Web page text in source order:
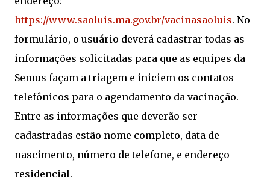
https://www.saoluis.ma.gov.br/vacinasaoluis. No
formulário, o usuário deverá cadastrar todas as
informações solicitadas para que as equipes da
Semus façam a triagem e iniciem os contatos
telefônicos para o agendamento da vacinação.
Entre as informações que deverão ser
cadastradas estão nome completo, data de
nascimento, número de telefone, e endereço
residencial.